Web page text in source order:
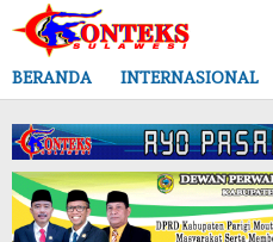
Lewati
ke
konten
BERANDA
INTERNASIONAL